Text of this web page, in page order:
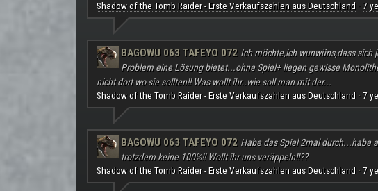
Shadow of the Tomb Raider - Erste Verkaufszahlen aus Deutschland · 7
BAGOWU 063 TAFEYO 072 Ich möchte,ich wunwüns,dass sich
Problem eine Lösung bietet...ohne Spiel+ liegen gewisse
nicht dort wo sie sollten!! Was wollt ihr..wie soll man mit der...
Shadow of the Tomb Raider - Erste Verkaufszahlen aus Deutschland · 7
BAGOWU 063 TAFEYO 072 Habe das Spiel 2mal durch...habe
trotzdem keine 100%!! Wollt ihr uns veräppeln!!??
Shadow of the Tomb Raider - Erste Verkaufszahlen aus Deutschland · 7